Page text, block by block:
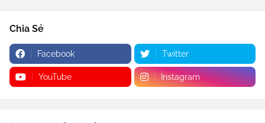
Chia Sẻ
Facebook Twitter
YouTube Instagram